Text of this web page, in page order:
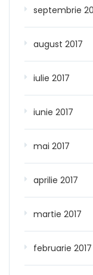
septembrie
august 2017
iulie 2017
iunie 2017
mai 2017
aprilie 2017
martie 2017
februarie 2017